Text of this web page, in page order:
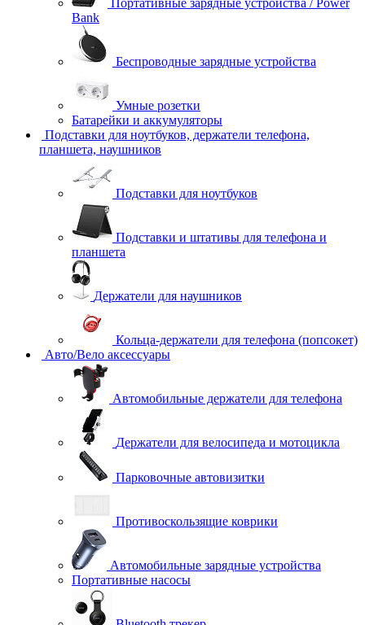
Портативные зарядные устройства / Power
Bank
Беспроводные зарядные устройства
Умные розетки
Батарейки и аккумуляторы
Подставки для ноутбуков, держатели телефона,
планшета, наушников
Подставки для ноутбуков
Подставки и штативы для телефона и
планшета
Держатели для наушников
Кольца-держатели для телефона (попсокет)
Авто/Вело аксессуары
Автомобильные держатели для телефона
Держатели для велосипеда и мотоцикла
Парковочные автовизитки
Противоскользящие коврики
Автомобильные зарядные устройства
Портативные насосы